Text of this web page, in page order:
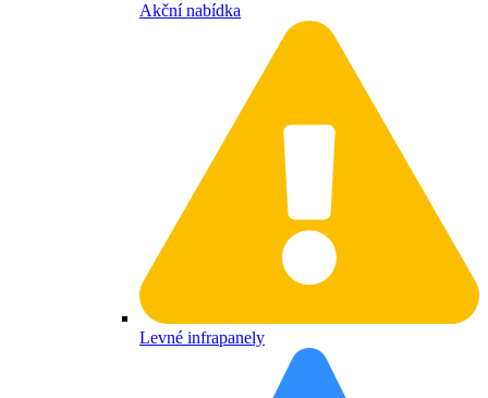
Akční nabídka
Levné infrapanely